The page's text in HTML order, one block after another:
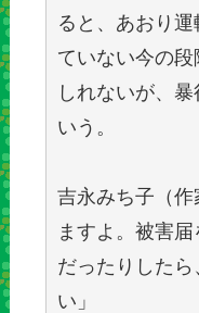
ると、あおり
ていない今の
しれないが、
いう。
吉永みち子（作
ますよ。被害
だったりした
い」